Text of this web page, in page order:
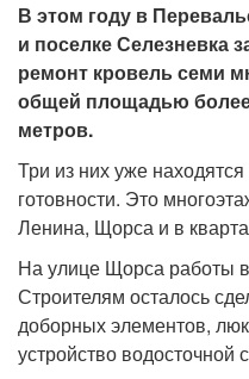
В этом году в
и поселке Селезневка
ремонт кровель семи
общей площадью
метров.
Три из них уже
готовности. Это
Ленина, Щорса и в
На улице Щорса работы
Строителям осталось
доборных элементов,
устройство водосточной